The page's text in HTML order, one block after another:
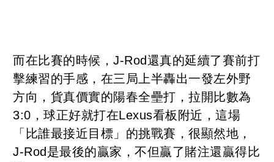
而在比賽的時候，J-Rod還真的延續了賽前打
擊練習的手感，在三局上半轟出一發左外野
方向，貨真價實的陽春全壘打，拉開比數為
3:0，球正好就打在Lexus看板附近，這場
「比誰最接近目標」的挑戰賽，很顯然地，
J-Rod是最後的贏家，不但贏了賭注還贏得比